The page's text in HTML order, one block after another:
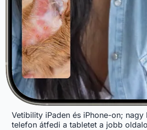
Vetibility iPaden és iPhone-on; nagy
telefon átfedi a tabletet a jobb